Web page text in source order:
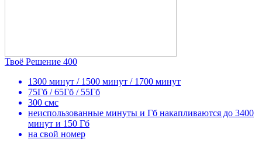
Твоё Решение 400
1300 минут / 1500 минут / 1700 минут
75Гб / 65Гб / 55Гб
300 смс
неиспользованные минуты и Гб накапливаются до 3400
минут и 150 Гб
на свой номер